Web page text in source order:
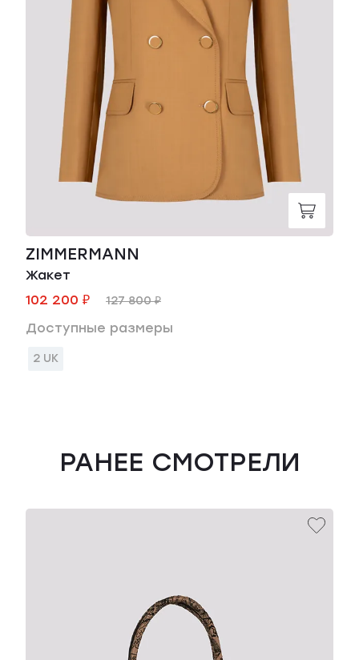
ZIMMERMANN
Жакет
102 200 ₽
127 800 ₽
Доступные размеры
2 UK
РАНЕЕ СМОТРЕЛИ